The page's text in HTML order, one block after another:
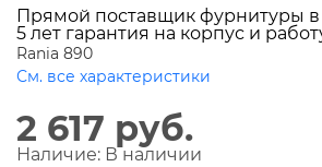
Прямой поставщик фурнитуры
5 лет гарантия на корпус и
Rania 890
См. все характеристики
2 617 руб.
Наличие: В наличии